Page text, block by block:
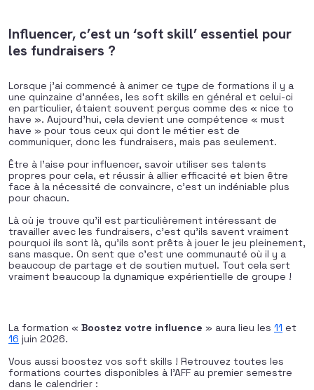
Influencer, c’est un ‘soft skill’ essentiel pour
les fundraisers ?
Lorsque j’ai commencé à animer ce type de formations il y a
une quinzaine d’années, les soft skills en général et celui-ci
en particulier, étaient souvent perçus comme des « nice to
have ». Aujourd’hui, cela devient une compétence « must
have » pour tous ceux qui dont le métier est de
communiquer, donc les fundraisers, mais pas seulement.
Être à l’aise pour influencer, savoir utiliser ses talents
propres pour cela, et réussir à allier efficacité et bien être
face à la nécessité de convaincre, c’est un indéniable plus
pour chacun.
Là où je trouve qu’il est particulièrement intéressant de
travailler avec les fundraisers, c’est qu’ils savent vraiment
pourquoi ils sont là, qu’ils sont prêts à jouer le jeu pleinement,
sans masque. On sent que c’est une communauté où il y a
beaucoup de partage et de soutien mutuel. Tout cela sert
vraiment beaucoup la dynamique expérientielle de groupe !
La formation « Boostez votre influence » aura lieu les 11 et
16 juin 2026.
Vous aussi boostez vos soft skills ! Retrouvez toutes les
formations courtes disponibles à l’AFF au premier semestre
dans le calendrier :